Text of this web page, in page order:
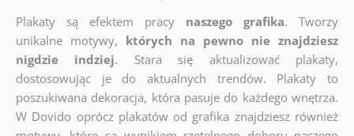
Plakaty są efektem pracy
naszego grafika. Tworzy
unikalne motywy, których na pewno nie znajdziesz
nigdzie indziej. Stara się aktualizować plakaty,
dostosowując je do aktualnych trendów. Plakaty to
poszukiwana dekoracja, która pasuje do każdego wnętrza.
W Dovido oprócz plakatów od grafika znajdziesz również